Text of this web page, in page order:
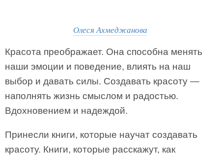
Олеся Ахмеджанова
Красота преображает. Она способна менять
наши эмоции и поведение, влиять на наш
выбор и давать силы. Создавать красоту —
наполнять жизнь смыслом и радостью.
Вдохновением и надеждой.
Принесли книги, которые научат создавать
красоту. Книги, которые расскажут, как